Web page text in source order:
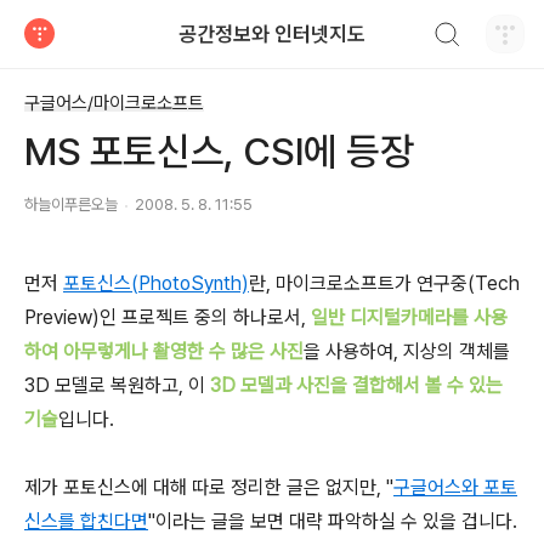
공간정보와 인터넷지도
구글어스/마이크로소프트
MS 포토신스, CSI에 등장
하늘이푸른오늘 2008. 5. 8. 11:55
먼저 포토신스(PhotoSynth)란, 마이크로소프트가 연구중(Tech
Preview)인 프로젝트 중의 하나로서, 일반 디지털카메라를 사용
하여 아무렇게나 촬영한 수 많은 사진을 사용하여, 지상의 객체를
3D 모델로 복원하고, 이 3D 모델과 사진을 결합해서 볼 수 있는
기술입니다.
제가 포토신스에 대해 따로 정리한 글은 없지만, "구글어스와 포토
신스를 합친다면"이라는 글을 보면 대략 파악하실 수 있을 겁니다.